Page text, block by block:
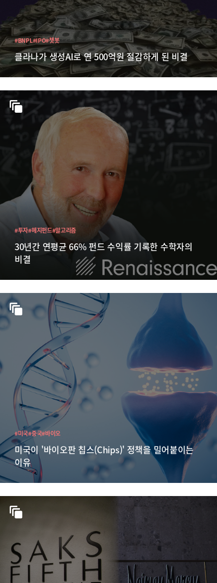
클라나가 생성AI로 연 500억원 절감하게 된 비결
#BNPL#IPO#챗봇
30년간 연평균 66% 펀드 수익률 기록한 수학자의
비결
#투자#헤지펀드#알고리즘
미국이 '바이오판 칩스(Chips)' 정책을 밀어붙이는
이유
#미국#중국#바이오